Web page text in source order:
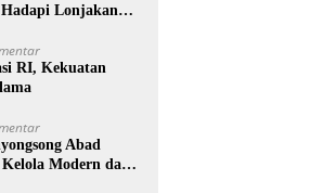
Lonjakan
RI, Kekuatan
Abad
Modern dan